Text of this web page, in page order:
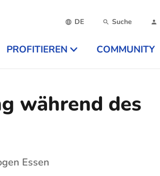
DE Suche
PROFITIEREN COMMUNITY
während des
Essen